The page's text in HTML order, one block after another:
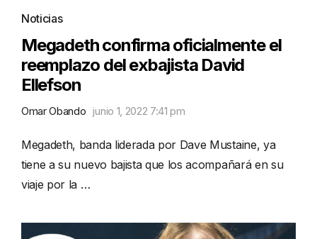
Noticias
Megadeth confirma oficialmente el
reemplazo del exbajista David
Ellefson
Omar Obando junio 1, 2022 7:41 pm
Megadeth, banda liderada por Dave Mustaine, ya
tiene a su nuevo bajista que los acompañará en su
viaje por la …